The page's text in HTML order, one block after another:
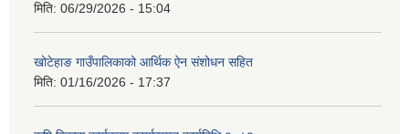
मिति: 06/29/2026 - 15:04
खोटेहाङ गाउँपालिकाको आर्थिक ऐन संशोधन सहित
मिति: 01/16/2026 - 17:37